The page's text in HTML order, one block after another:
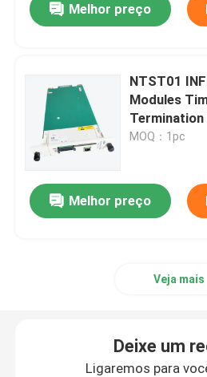
Melhor preço
NTST01
Modules
Termination
MOQ：1pc
Melhor preço
Veja mais
Deixe um
Ligaremos para